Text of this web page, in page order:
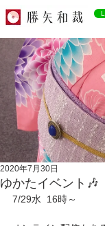
ゆかたイベント🎶
2020年7月30日
7/29水  16時～